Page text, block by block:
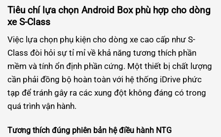
Tiêu chí lựa chọn Android Box phù hợp cho dòng
xe S-Class
Việc lựa chọn phụ kiện cho dòng xe cao cấp như S-
Class đòi hỏi sự tỉ mỉ về khả năng tương thích phần
mềm và tính ổn định phần cứng. Một thiết bị chất lượng
cần phải đồng bộ hoàn toàn với hệ thống iDrive phức
tạp để tránh gây ra các xung đột không đáng có trong
quá trình vận hành.
Tương thích đúng phiên bản hệ điều hành NTG